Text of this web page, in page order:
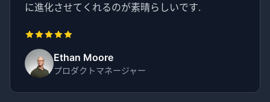
に進化させてくれるのが素晴らしいです.
Ethan Moore
プロダクトマネージャー